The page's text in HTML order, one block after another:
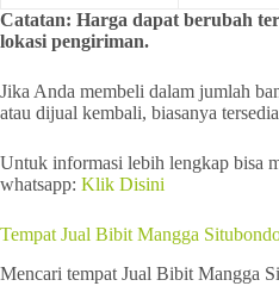
Catatan: Harga dapat berubah
lokasi pengiriman.
Jika Anda membeli dalam jumlah
atau dijual kembali, biasanya
Untuk informasi lebih lengkap bisa
whatsapp: Klik Disini
Tempat Jual Bibit Mangga
Mencari tempat Jual Bibit Mangga